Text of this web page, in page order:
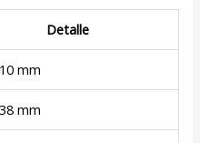
Detalle
mm
mm